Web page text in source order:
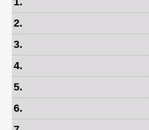
2.
3.
4.
5.
6.